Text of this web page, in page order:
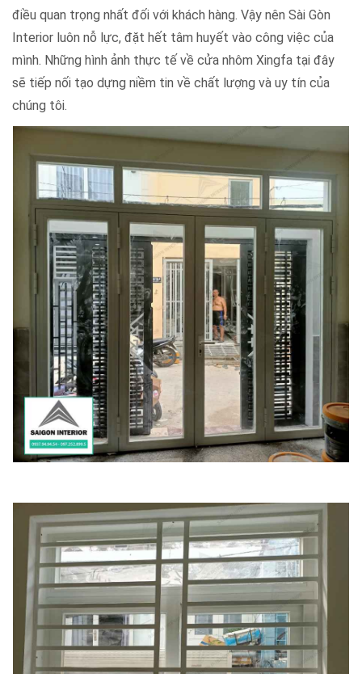
điều quan trọng nhất đối với khách hàng. Vậy nên Sài Gòn
Interior luôn nỗ lực, đặt hết tâm huyết vào công việc của
mình. Những hình ảnh thực tế về cửa nhôm Xingfa tại đây
sẽ tiếp nối tạo dựng niềm tin về chất lượng và uy tín của
chúng tôi.